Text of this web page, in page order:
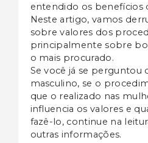
entendido os benefícios
Neste artigo, vamos
sobre valores dos
principalmente sobre
o mais procurado.
Se você já se perguntou
masculino, se o
que o realizado nas
influencia os valores e
fazê-lo, continue na
outras informações.